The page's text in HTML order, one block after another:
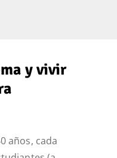
y vivir
años, cada